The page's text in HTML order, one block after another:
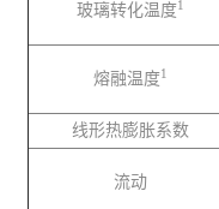
玻璃转化温度1
熔融温度1
线形热膨胀系数
流动